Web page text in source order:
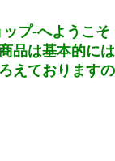
プ-へようこそ
品は基本的に
えております